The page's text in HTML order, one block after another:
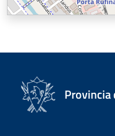
Provincia